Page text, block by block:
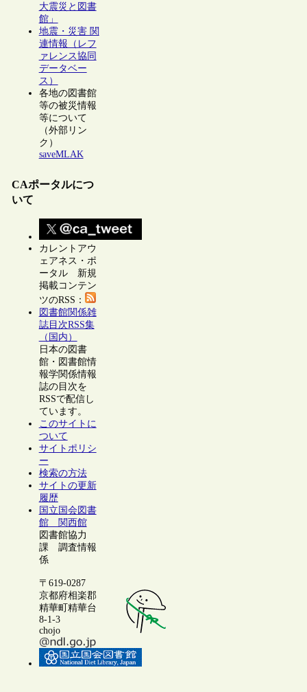
大震災と図書
館」
地震・災害 関
連情報（レフ
ァレンス協同
データベー
ス）
各地の図書館
等の被災情報
等について
（外部リン
ク）
saveMLAK
CAポータルにつ
いて
カレントアウ
ェアネス・ポ
ータル 新規
掲載コンテン
ツのRSS：
図書館関係雑
誌目次RSS集
（国内）
日本の図書
館・図書館情
報学関係情報
誌の目次を
RSSで配信し
ています。
このサイトに
ついて
サイトポリシ
ー
検索の方法
サイトの更新
履歴
国立国会図書
館 関西館
図書館協力
課 調査情報
係
〒619-0287
京都府相楽郡
精華町精華台
8-1-3
chojo